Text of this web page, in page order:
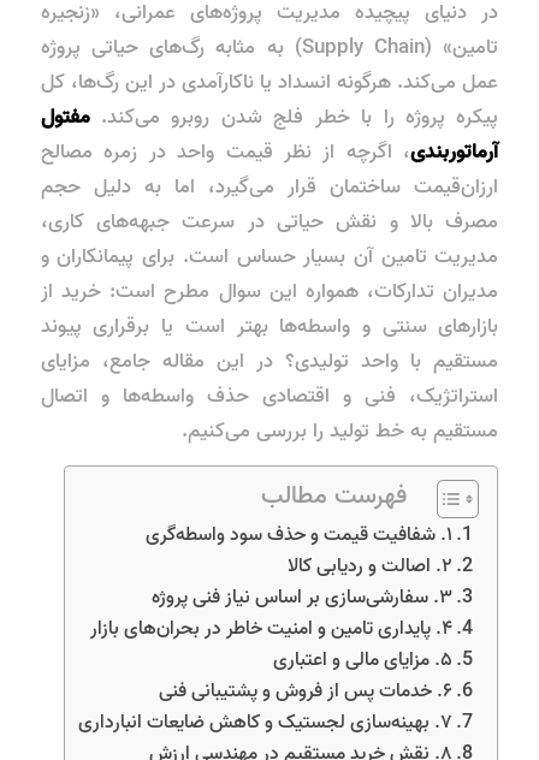
در دنیای پیچیده مدیریت پروژه‌های عمرانی، «زنجیره
تامین» (Supply Chain) به مثابه رگ‌های حیاتی پروژه
عمل می‌کند. هرگونه انسداد یا ناکارآمدی در این رگ‌ها، کل
پیکره پروژه را با خطر فلج شدن روبرو می‌کند.مفتول
آرماتوربندی، اگرچه از نظر قیمت واحد در زمره مصالح
ارزان‌قیمت ساختمان قرار می‌گیرد، اما به دلیل حجم
مصرف بالا و نقش حیاتی در سرعت جبهه‌های کاری،
مدیریت تامین آن بسیار حساس است. برای پیمانکاران و
مدیران تدارکات، همواره این سوال مطرح است: خرید از
بازارهای سنتی و واسطه‌ها بهتر است یا برقراری پیوند
مستقیم با واحد تولیدی؟ در این مقاله جامع، مزایای
استراتژیک، فنی و اقتصادی حذف واسطه‌ها و اتصال
مستقیم به خط تولید را بررسی می‌کنیم.
فهرست مطالب
۱. شفافیت قیمت و حذف سود واسطه‌گری
۲. اصالت و ردیابی کالا
۳. سفارشی‌سازی بر اساس نیاز فنی پروژه
۴. پایداری تامین و امنیت خاطر در بحران‌های بازار
۵. مزایای مالی و اعتباری
۶. خدمات پس از فروش و پشتیبانی فنی
۷. بهینه‌سازی لجستیک و کاهش ضایعات انبارداری